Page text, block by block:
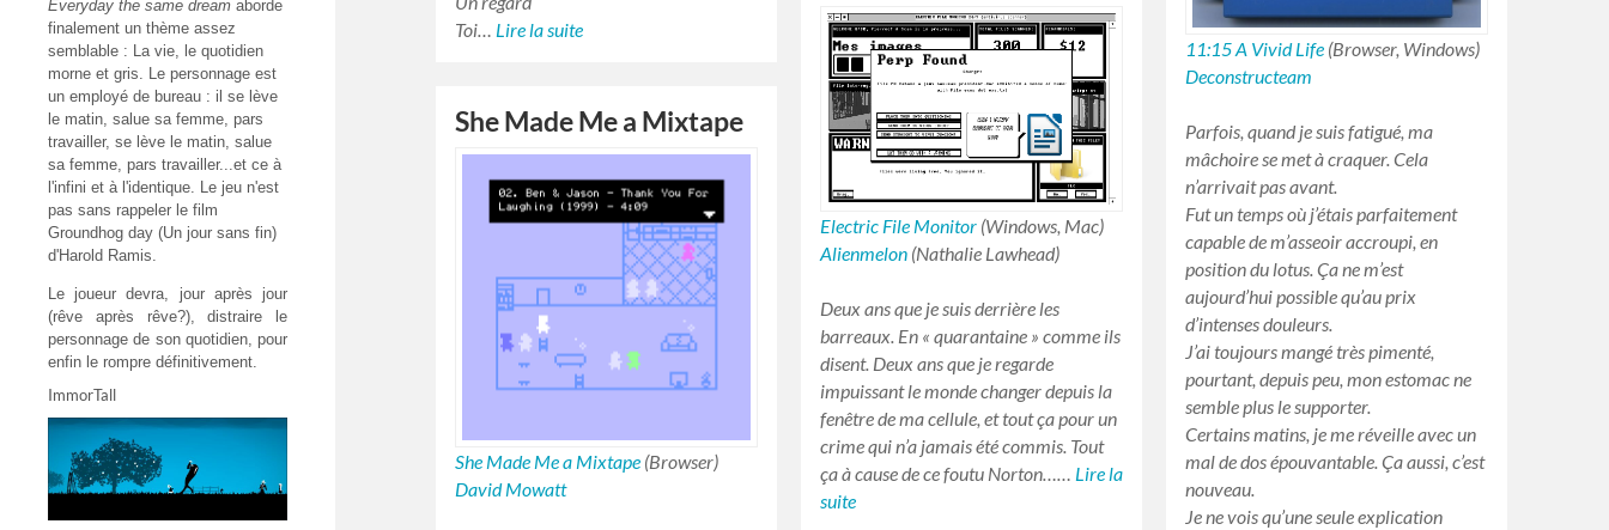
Everyday the same dream aborde
finalement un thème assez
semblable : La vie, le quotidien
morne et gris. Le personnage est
un employé de bureau : il se lève
le matin, salue sa femme, pars
travailler, se lève le matin, salue
sa femme, pars travailler...et ce à
l'infini et à l'identique. Le jeu n'est
pas sans rappeler le film
Groundhog day (Un jour sans fin)
d'Harold Ramis.
Le joueur devra, jour après jour
(rêve après rêve?), distraire le
personnage de son quotidien, pour
enfin le rompre définitivement.
ImmorTall
Toi… Lire la suite
11:15 A Vivid Life (Browser, Windows)
Deconstructeam
Parfois, quand je suis fatigué, ma
mâchoire se met à craquer. Cela
n’arrivait pas avant.
Fut un temps où j’étais parfaitement
capable de m’asseoir accroupi, en
position du lotus. Ça ne m’est
aujourd’hui possible qu’au prix
d’intenses douleurs.
J’ai toujours mangé très pimenté,
pourtant, depuis peu, mon estomac ne
semble plus le supporter.
Certains matins, je me réveille avec un
mal de dos épouvantable. Ça aussi, c’est
nouveau.
Je ne vois qu’une seule explication
Electric File Monitor (Windows, Mac)
Alienmelon (Nathalie Lawhead)
Deux ans que je suis derrière les
barreaux. En « quarantaine » comme ils
disent. Deux ans que je regarde
impuissant le monde changer depuis la
fenêtre de ma cellule, et tout ça pour un
crime qui n’a jamais été commis. Tout
ça à cause de ce foutu Norton…… Lire la
suite
She Made Me a Mixtape
She Made Me a Mixtape (Browser)
David Mowatt